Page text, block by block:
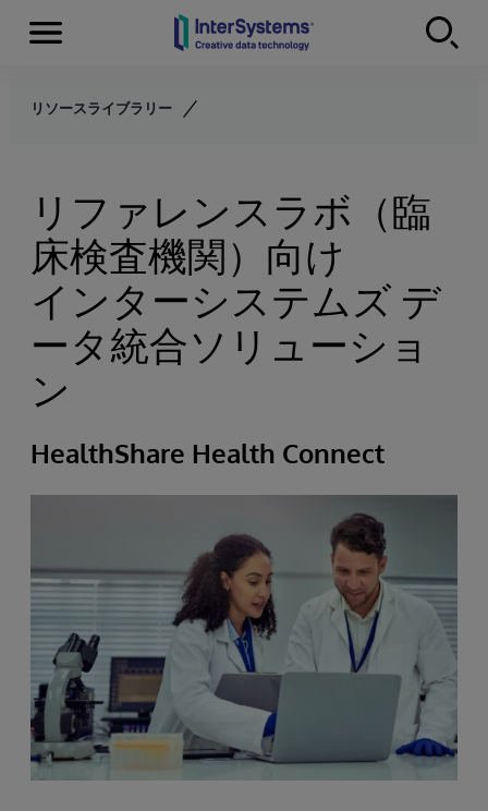
Skip to content
Menu
リソースライブラリー
リファレンスラボ（臨
床検査機関）向け
インターシステムズ デ
ータ統合ソリューショ
ン
HealthShare Health Connect